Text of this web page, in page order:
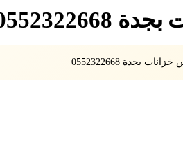
بجدة 0552322668